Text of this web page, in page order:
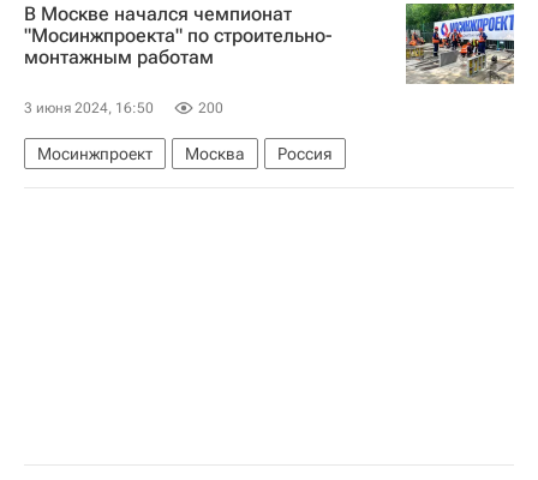
Газпром
Комплекс городского хозяйства Москвы
В Москве начался чемпионат
"Мосинжпроекта" по строительно-
монтажным работам
3 июня 2024, 16:50 200
Мосинжпроект Москва Россия